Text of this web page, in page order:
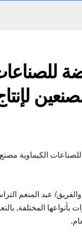
للصناعات الكيماوية
عبد المنعم
المختلفة,